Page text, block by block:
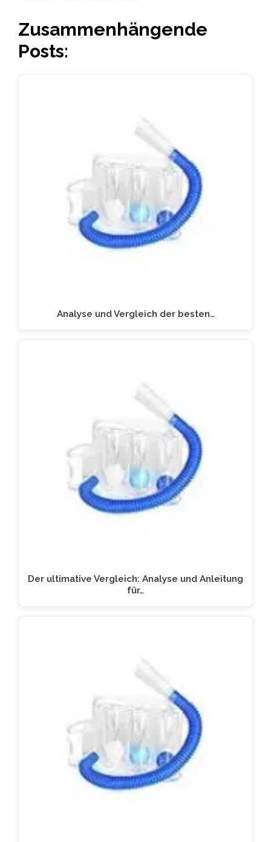
Zusammenhängende
Posts:
Analyse und Vergleich der besten…
Der ultimative Vergleich: Analyse und Anleitung
für…